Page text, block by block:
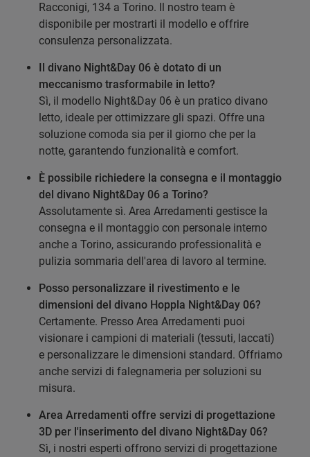
Racconigi, 134 a Torino. Il nostro team è
disponibile per mostrarti il modello e offrire
consulenza personalizzata.
Il divano Night&Day 06 è dotato di un
meccanismo trasformabile in letto?
Sì, il modello Night&Day 06 è un pratico divano
letto, ideale per ottimizzare gli spazi. Offre una
soluzione comoda sia per il giorno che per la
notte, garantendo funzionalità e comfort.
È possibile richiedere la consegna e il montaggio
del divano Night&Day 06 a Torino?
Assolutamente sì. Area Arredamenti gestisce la
consegna e il montaggio con personale interno
anche a Torino, assicurando professionalità e
pulizia sommaria dell'area di lavoro al termine.
Posso personalizzare il rivestimento e le
dimensioni del divano Hoppla Night&Day 06?
Certamente. Presso Area Arredamenti puoi
visionare i campioni di materiali (tessuti, laccati)
e personalizzare le dimensioni standard. Offriamo
anche servizi di falegnameria per soluzioni su
misura.
Area Arredamenti offre servizi di progettazione
3D per l'inserimento del divano Night&Day 06?
Sì, i nostri esperti offrono servizi di progettazione